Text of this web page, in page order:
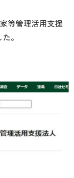
等管理活用支援
。